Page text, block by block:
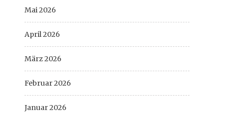
Mai 2026
April 2026
März 2026
Februar 2026
Januar 2026